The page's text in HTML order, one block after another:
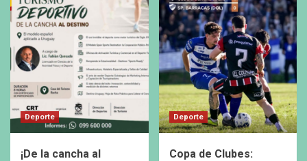
Deporte
¡De la cancha al
Deporte
Copa de Clubes: